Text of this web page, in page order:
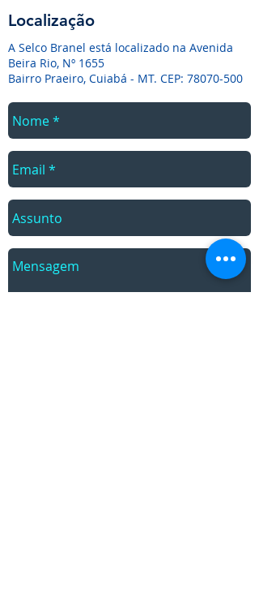
Localização
A Selco Branel está localizado na Avenida
Beira Rio, Nº 1655
Bairro Praeiro, Cuiabá - MT. CEP: 78070-500